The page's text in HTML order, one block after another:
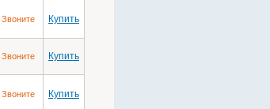
Звоните Купить
Звоните Купить
Звоните Купить